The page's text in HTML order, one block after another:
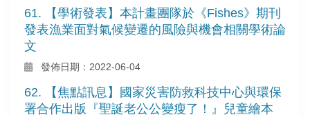
61. 【學術發表】本計畫團隊於《Fishes》期刊
發表漁業面對氣候變遷的風險與機會相關學術論
文
發佈日期：2022-06-04
62. 【焦點訊息】國家災害防救科技中心與環保
署合作出版『聖誕老公公變瘦了！』兒童繪本